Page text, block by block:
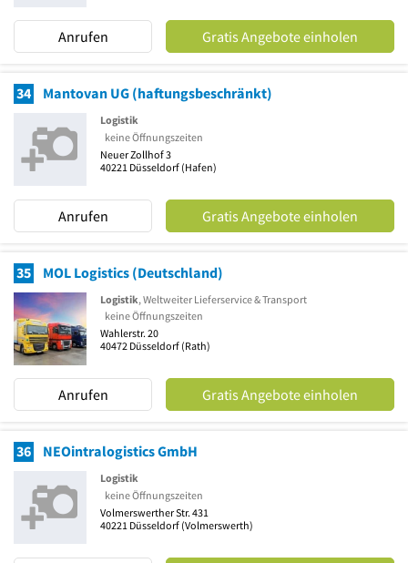
Anrufen Gratis Angebote einholen
34 Mantovan UG (haftungsbeschränkt)
Logistik
keine Öffnungszeiten
Neuer Zollhof 3
40221 Düsseldorf (Hafen)
Anrufen Gratis Angebote einholen
35 MOL Logistics (Deutschland)
Logistik, Weltweiter Lieferservice & Transport
keine Öffnungszeiten
Wahlerstr. 20
40472 Düsseldorf (Rath)
Anrufen Gratis Angebote einholen
36 NEOintralogistics GmbH
Logistik
keine Öffnungszeiten
Volmerswerther Str. 431
40221 Düsseldorf (Volmerswerth)